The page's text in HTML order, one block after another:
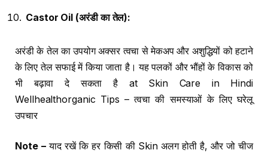
Castor Oil (अरंडी का तेल):
अरंडी के तेल का उपयोग अक्सर त्वचा से मेकअप और अशुद्धियों को हटाने
के लिए तेल सफाई में किया जाता है। यह पलकों और भौंहों के विकास को
भी बढ़ावा दे सकता है at Skin Care in Hindi
Wellhealthorganic Tips – त्वचा की समस्याओं के लिए घरेलू
उपचार
Note –याद रखें कि हर किसी की Skin अलग होती है, और जो चीज